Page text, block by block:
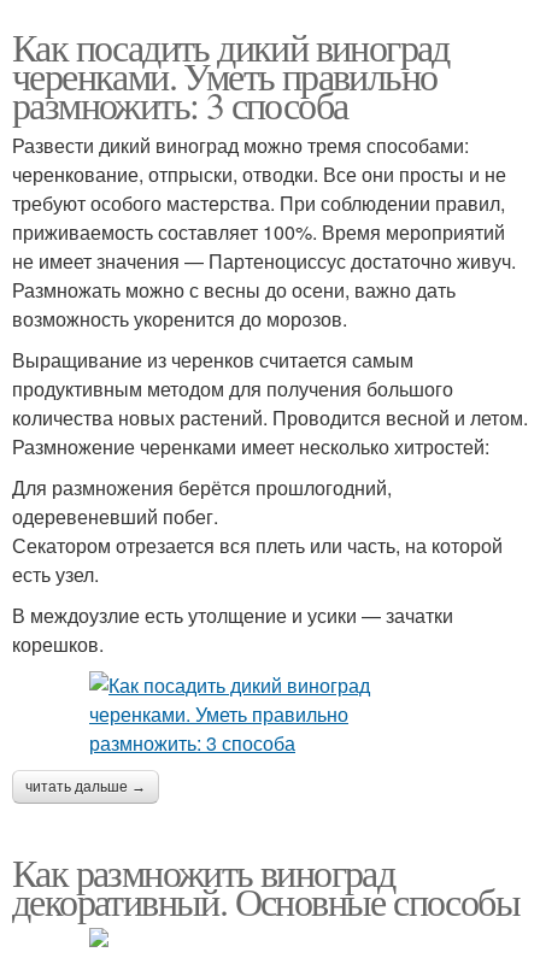
Как посадить дикий виноград
черенками. Уметь правильно
размножить: 3 способа
Развести дикий виноград можно тремя способами:
черенкование, отпрыски, отводки. Все они просты и не
требуют особого мастерства. При соблюдении правил,
приживаемость составляет 100%. Время мероприятий
не имеет значения — Партеноциссус достаточно живуч.
Размножать можно с весны до осени, важно дать
возможность укоренится до морозов.
Выращивание из черенков считается самым
продуктивным методом для получения большого
количества новых растений. Проводится весной и летом.
Размножение черенками имеет несколько хитростей:
Для размножения берётся прошлогодний,
одеревеневший побег.
Секатором отрезается вся плеть или часть, на которой
есть узел.
В междоузлие есть утолщение и усики — зачатки
корешков.
читать дальше →
Как размножить виноград
декоративный. Основные способы